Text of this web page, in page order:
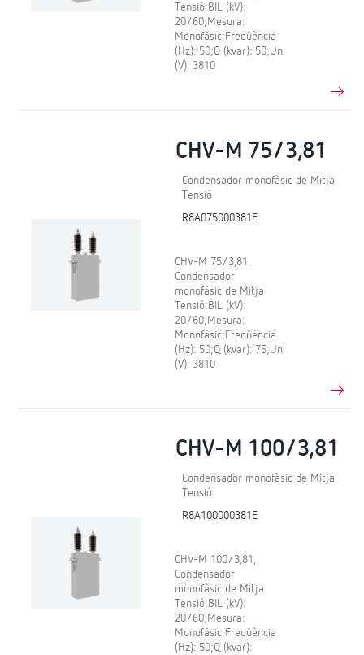
Tensió;BIL (kV):
20/60;Mesura:
Monofàsic;Freqüència
(Hz): 50;Q (kvar): 50;Un
(V): 3810
CHV-M 75/3,81
Condensador monofàsic de Mitja
Tensió
R8A075000381E
CHV-M 75/3,81,
Condensador
monofàsic de Mitja
Tensió;BIL (kV):
20/60;Mesura:
Monofàsic;Freqüència
(Hz): 50;Q (kvar): 75;Un
(V): 3810
CHV-M 100/3,81
Condensador monofàsic de Mitja
Tensió
R8A100000381E
CHV-M 100/3,81,
Condensador
monofàsic de Mitja
Tensió;BIL (kV):
20/60;Mesura:
Monofàsic;Freqüència
(Hz): 50;Q (kvar):